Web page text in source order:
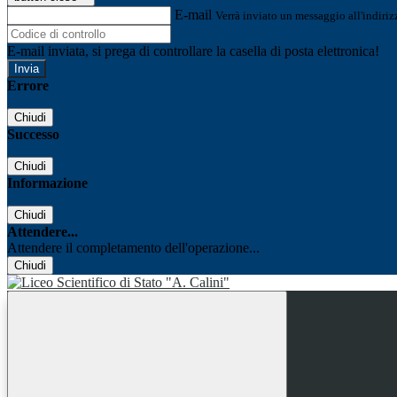
E-mail Verrà inviato un messaggio
E-mail inviata, si prega di controllare la casella di posta elettronica!
Errore
Chiudi
Successo
Chiudi
Informazione
Chiudi
Attendere...
Attendere il completamento dell'operazione...
Chiudi